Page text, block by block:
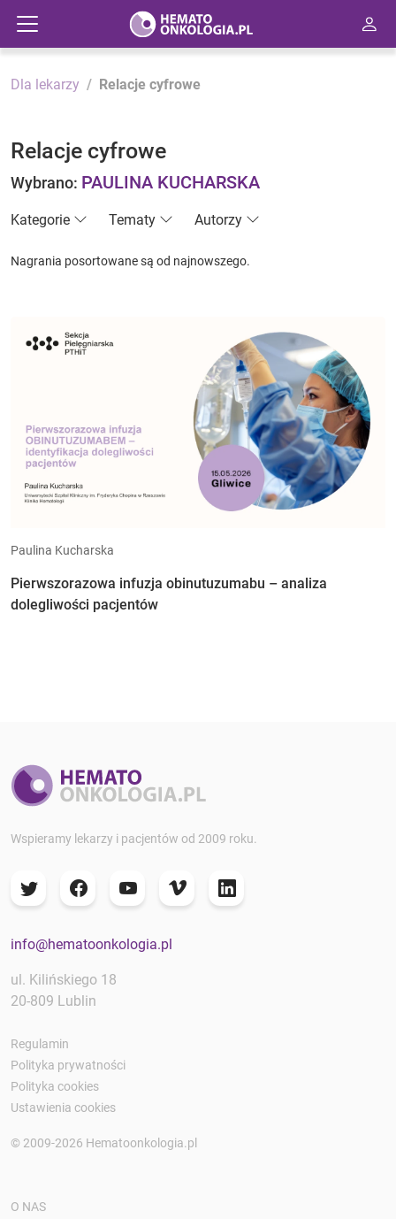
Dla lekarzy Relacje cyfrowe
Relacje cyfrowe
Wybrano: PAULINA KUCHARSKA
Kategorie Tematy Autorzy
Nagrania posortowane są od najnowszego.
Paulina Kucharska
Pierwszorazowa infuzja obinutuzumabu – analiza
dolegliwości pacjentów
Wspieramy lekarzy i pacjentów od 2009 roku.
info@hematoonkologia.pl
ul. Kilińskiego 18
20-809 Lublin
Regulamin
Polityka prywatności
Polityka cookies
Ustawienia cookies
© 2009-2026 Hematoonkologia.pl
O NAS